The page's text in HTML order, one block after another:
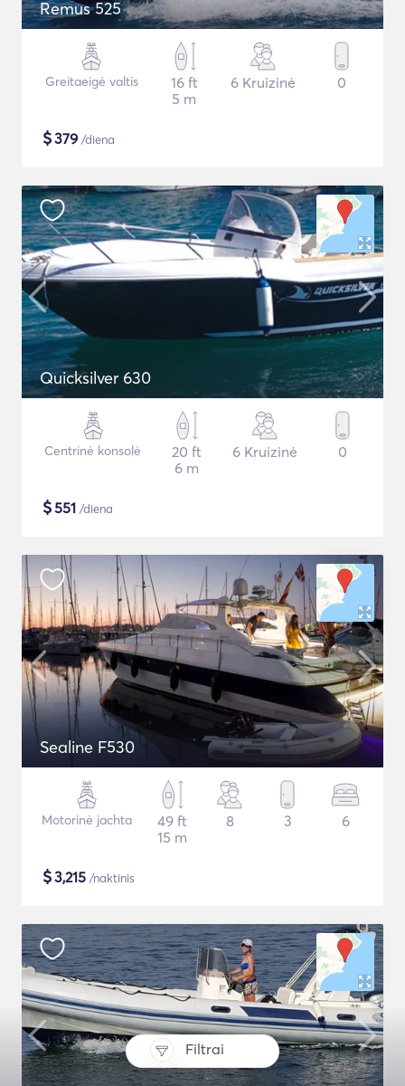
Filtrai
Remus 525
Greitaeigė valtis
16 ft
5 m
6 Kruizinė 0
$379 /diena
Quicksilver 630
Centrinė konsolė
20 ft
6 m
6 Kruizinė 0
$551 /diena
Sealine F530
Motorinė jachta
49 ft
15 m
8 3 6
$3,215 /naktinis